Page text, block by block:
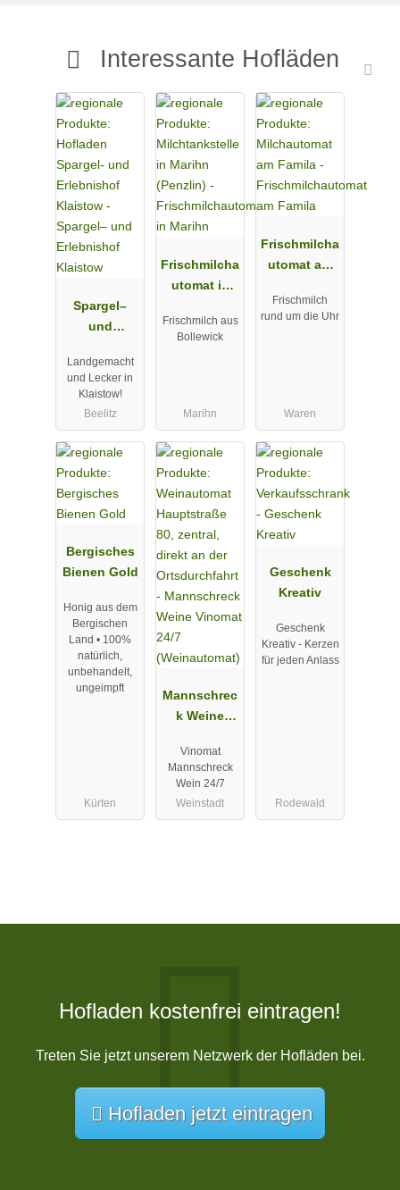
Interessante Hofläden
Spargel–
und
Klaistow
Landgemacht
und Lecker in
Klaistow!
Beelitz
Frischmilcha
utomat in
Frischmilch aus
Bollewick
Marihn
Frischmilcha
utomat am
Frischmilch
rund um die Uhr
Waren
Bergisches
Bienen Gold
Honig aus dem
Bergischen
Land • 100%
natürlich,
unbehandelt,
ungeimpft
Kürten
Mannschrec
k Weine
(Weinautom
at)
Vinomat
Mannschreck
Wein 24/7
Weinstadt
Geschenk
Kreativ
Geschenk
Kreativ - Kerzen
für jeden Anlass
Rodewald
Hofladen kostenfrei eintragen!
Treten Sie jetzt unserem Netzwerk der Hofläden bei.
Hofladen jetzt eintragen